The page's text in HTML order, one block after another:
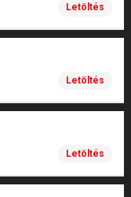
Letöltés
Letöltés
Letöltés